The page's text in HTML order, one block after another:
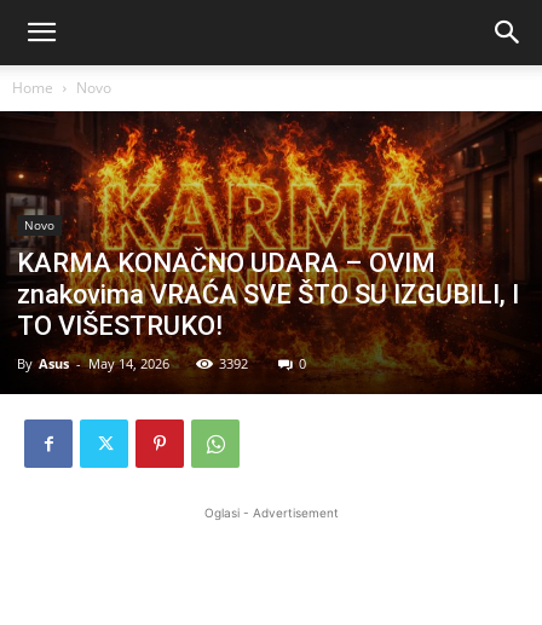
Home Novo
Novo
KARMA KONAČNO UDARA – OVIM
znakovima VRAĆA SVE ŠTO SU IZGUBILI, I
TO VIŠESTRUKO!
By Asus - May 14, 2026 3392 0
Oglasi - Advertisement